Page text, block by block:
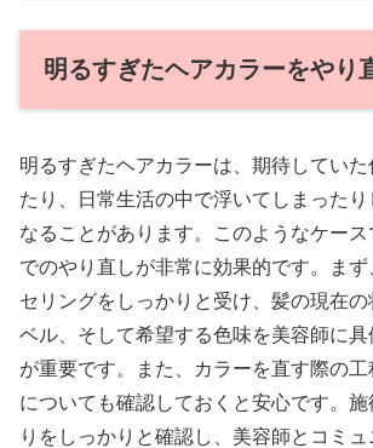
明るすぎたヘアカラーをやり
明るすぎたヘアカラーは、期待してい
たり、日常生活の中で浮いてしまった
なることがあります。このようなケー
でのやり直しが非常に効果的です。ま
セリングをしっかりと受け、髪の現在
ベル、そして希望する色味を美容師に具
が重要です。また、カラーを直す際の工
についても確認しておくと安心です。
りをしっかりと確認し、美容師とコミ